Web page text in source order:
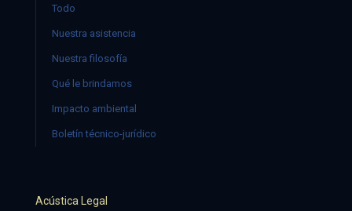
Todo
Nuestra asistencia
Nuestra filosofía
Qué le brindamos
Impacto ambiental
Boletín técnico-jurídico
Acústica Legal